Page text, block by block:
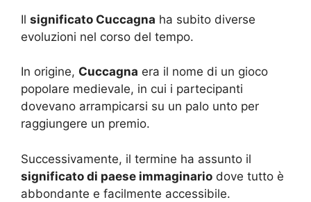
Il significato Cuccagna ha subito diverse
evoluzioni nel corso del tempo.
In origine, Cuccagna era il nome di un gioco
popolare medievale, in cui i partecipanti
dovevano arrampicarsi su un palo unto per
raggiungere un premio.
Successivamente, il termine ha assunto il
significato di paese immaginario dove tutto è
abbondante e facilmente accessibile.